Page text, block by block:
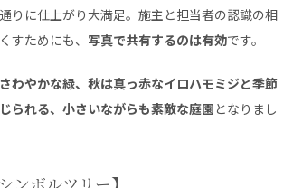
りに仕上がり大満足。施主と担当者の認識の相
すためにも、 写真で共有するのは有効です。
わやかな緑、秋は真っ赤なイロハモミジと季節
られる、小さいながらも素敵な庭園 となりまし